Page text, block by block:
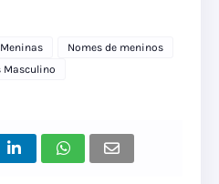
Nomes de meninos
Masculino